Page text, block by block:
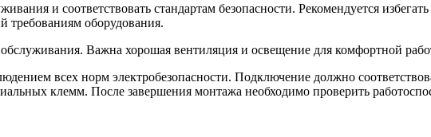
и соответствовать стандартам безопасности. Рекомендуется
требованиям оборудования.
Важна хорошая вентиляция и освещение для комфортной
всех норм электробезопасности. Подключение должно
клемм. После завершения монтажа необходимо проверить